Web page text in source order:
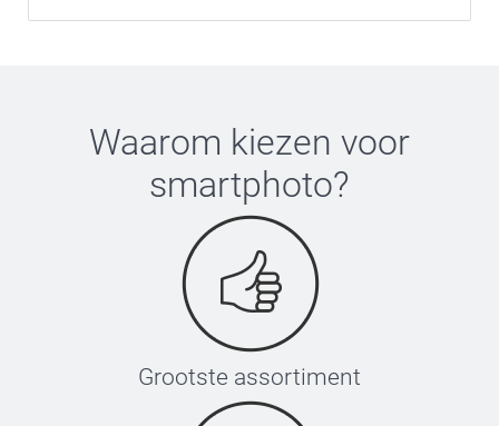
Waarom kiezen voor
smartphoto?
Grootste assortiment